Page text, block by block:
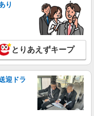
り
とりあえずキープ
迎ドラ